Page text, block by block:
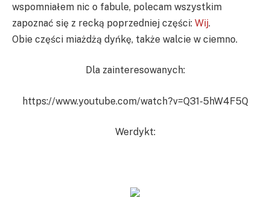
wspomniałem nic o fabule, polecam wszystkim
zapoznać się z recką poprzedniej części: Wij.
Obie części miażdżą dyńkę, także walcie w ciemno.
Dla zainteresowanych:
https://www.youtube.com/watch?v=Q31-5hW4F5Q
Werdykt: